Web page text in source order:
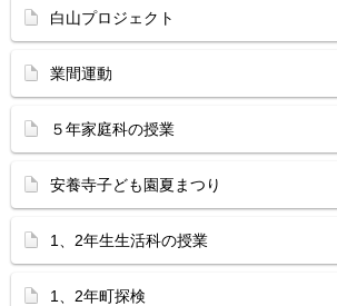
白山プロジェクト
業間運動
５年家庭科の授業
安養寺子ども園夏まつり
1、2年生生活科の授業
1、2年町探検